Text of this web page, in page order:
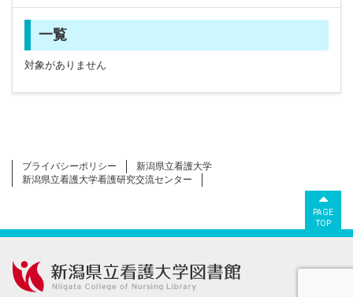
一覧
対象がありません
プライバシーポリシー
新潟県立看護大学
新潟県立看護大学看護研究交流センター
PAGE
TOP